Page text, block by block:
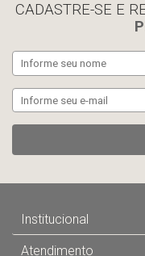
CADASTRE-SE E
Institucional
Atendimento